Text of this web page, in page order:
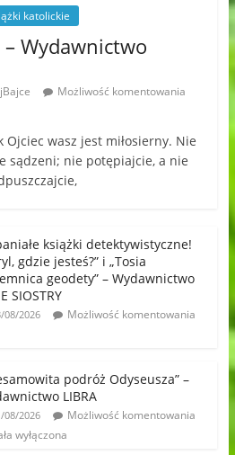
katolickie
– Wydawnictwo
Możliwość komentowania
Ojciec wasz jest miłosierny. Nie
sądzeni; nie potępiajcie, a nie
książki detektywistyczne!
gdzie jesteś?” i „Tosia
geodety” – Wydawnictwo
SIOSTRY
08/2026
Możliwość komentowania
podróż Odyseusza” –
LIBRA
08/2026
Możliwość komentowania
wyłączona